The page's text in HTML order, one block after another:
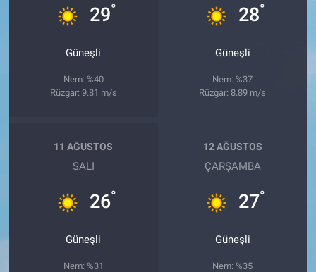
29°
Güneşli
Nem: %40
Rüzgar: 9.81 m/s
28°
Güneşli
Nem: %37
Rüzgar: 8.89 m/s
11 AĞUSTOS
SALI
26°
Güneşli
Nem: %31
12 AĞUSTOS
ÇARŞAMBA
27°
Güneşli
Nem: %35